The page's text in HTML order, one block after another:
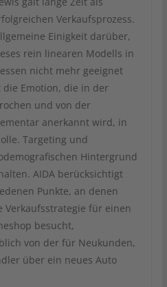
Verkaufsprozess.
Einigkeit darüber,
rein linearen Modells in
nicht mehr geeignet
Emotion, die in der
und von der
anerkannt wird, in
Targeting und
Hintergrund
AIDA berücksichtigt
Punkte, an denen
Verkaufsstrategie für einen
besucht,
von der für Neukunden,
über ein neues Auto